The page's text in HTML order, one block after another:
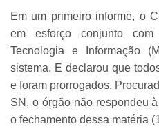
Em um primeiro informe, o
em esforço conjunto
Tecnologia e Informação
sistema. E declarou que
e foram prorrogados.
SN, o órgão não respondeu
o fechamento dessa matéria